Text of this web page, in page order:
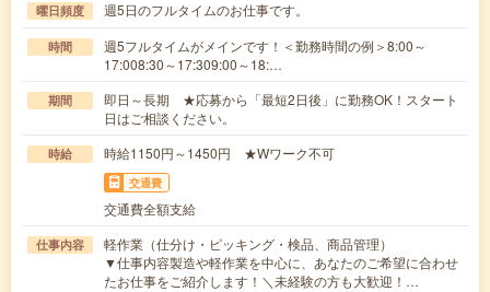
曜日頻度 週5日のフルタイムのお仕事です。
時間
週5フルタイムがメインです！＜勤務時間の例＞8:00～
17:008:30～17:309:00～18:…
期間
即日～長期 ★応募から「最短2日後」に勤務OK！スタート
日はご相談ください。
時給 時給1150円～1450円 ★Wワーク不可
交通費
交通費全額支給
仕事内容
軽作業（仕分け・ピッキング・検品、商品管理）
▼仕事内容製造や軽作業を中心に、あなたのご希望に合わせ
たお仕事をご紹介します！＼未経験の方も大歓迎！…